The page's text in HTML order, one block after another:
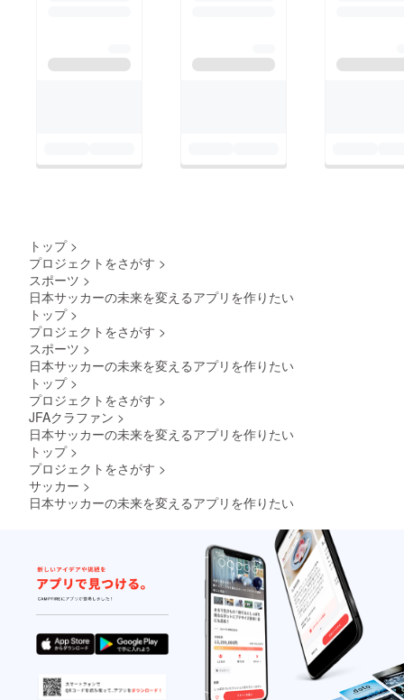
トップ >
プロジェクトをさがす >
スポーツ >
日本サッカーの未来を変えるアプリを作りたい
トップ >
プロジェクトをさがす >
スポーツ >
日本サッカーの未来を変えるアプリを作りたい
トップ >
プロジェクトをさがす >
JFAクラファン >
日本サッカーの未来を変えるアプリを作りたい
トップ >
プロジェクトをさがす >
サッカー >
日本サッカーの未来を変えるアプリを作りたい